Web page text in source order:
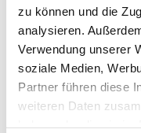
zu können und die
analysieren.
Verwendung unserer
soziale Medien,
Partner führen diese
weiteren Daten
Jugendhaus,
Schloß Holte-